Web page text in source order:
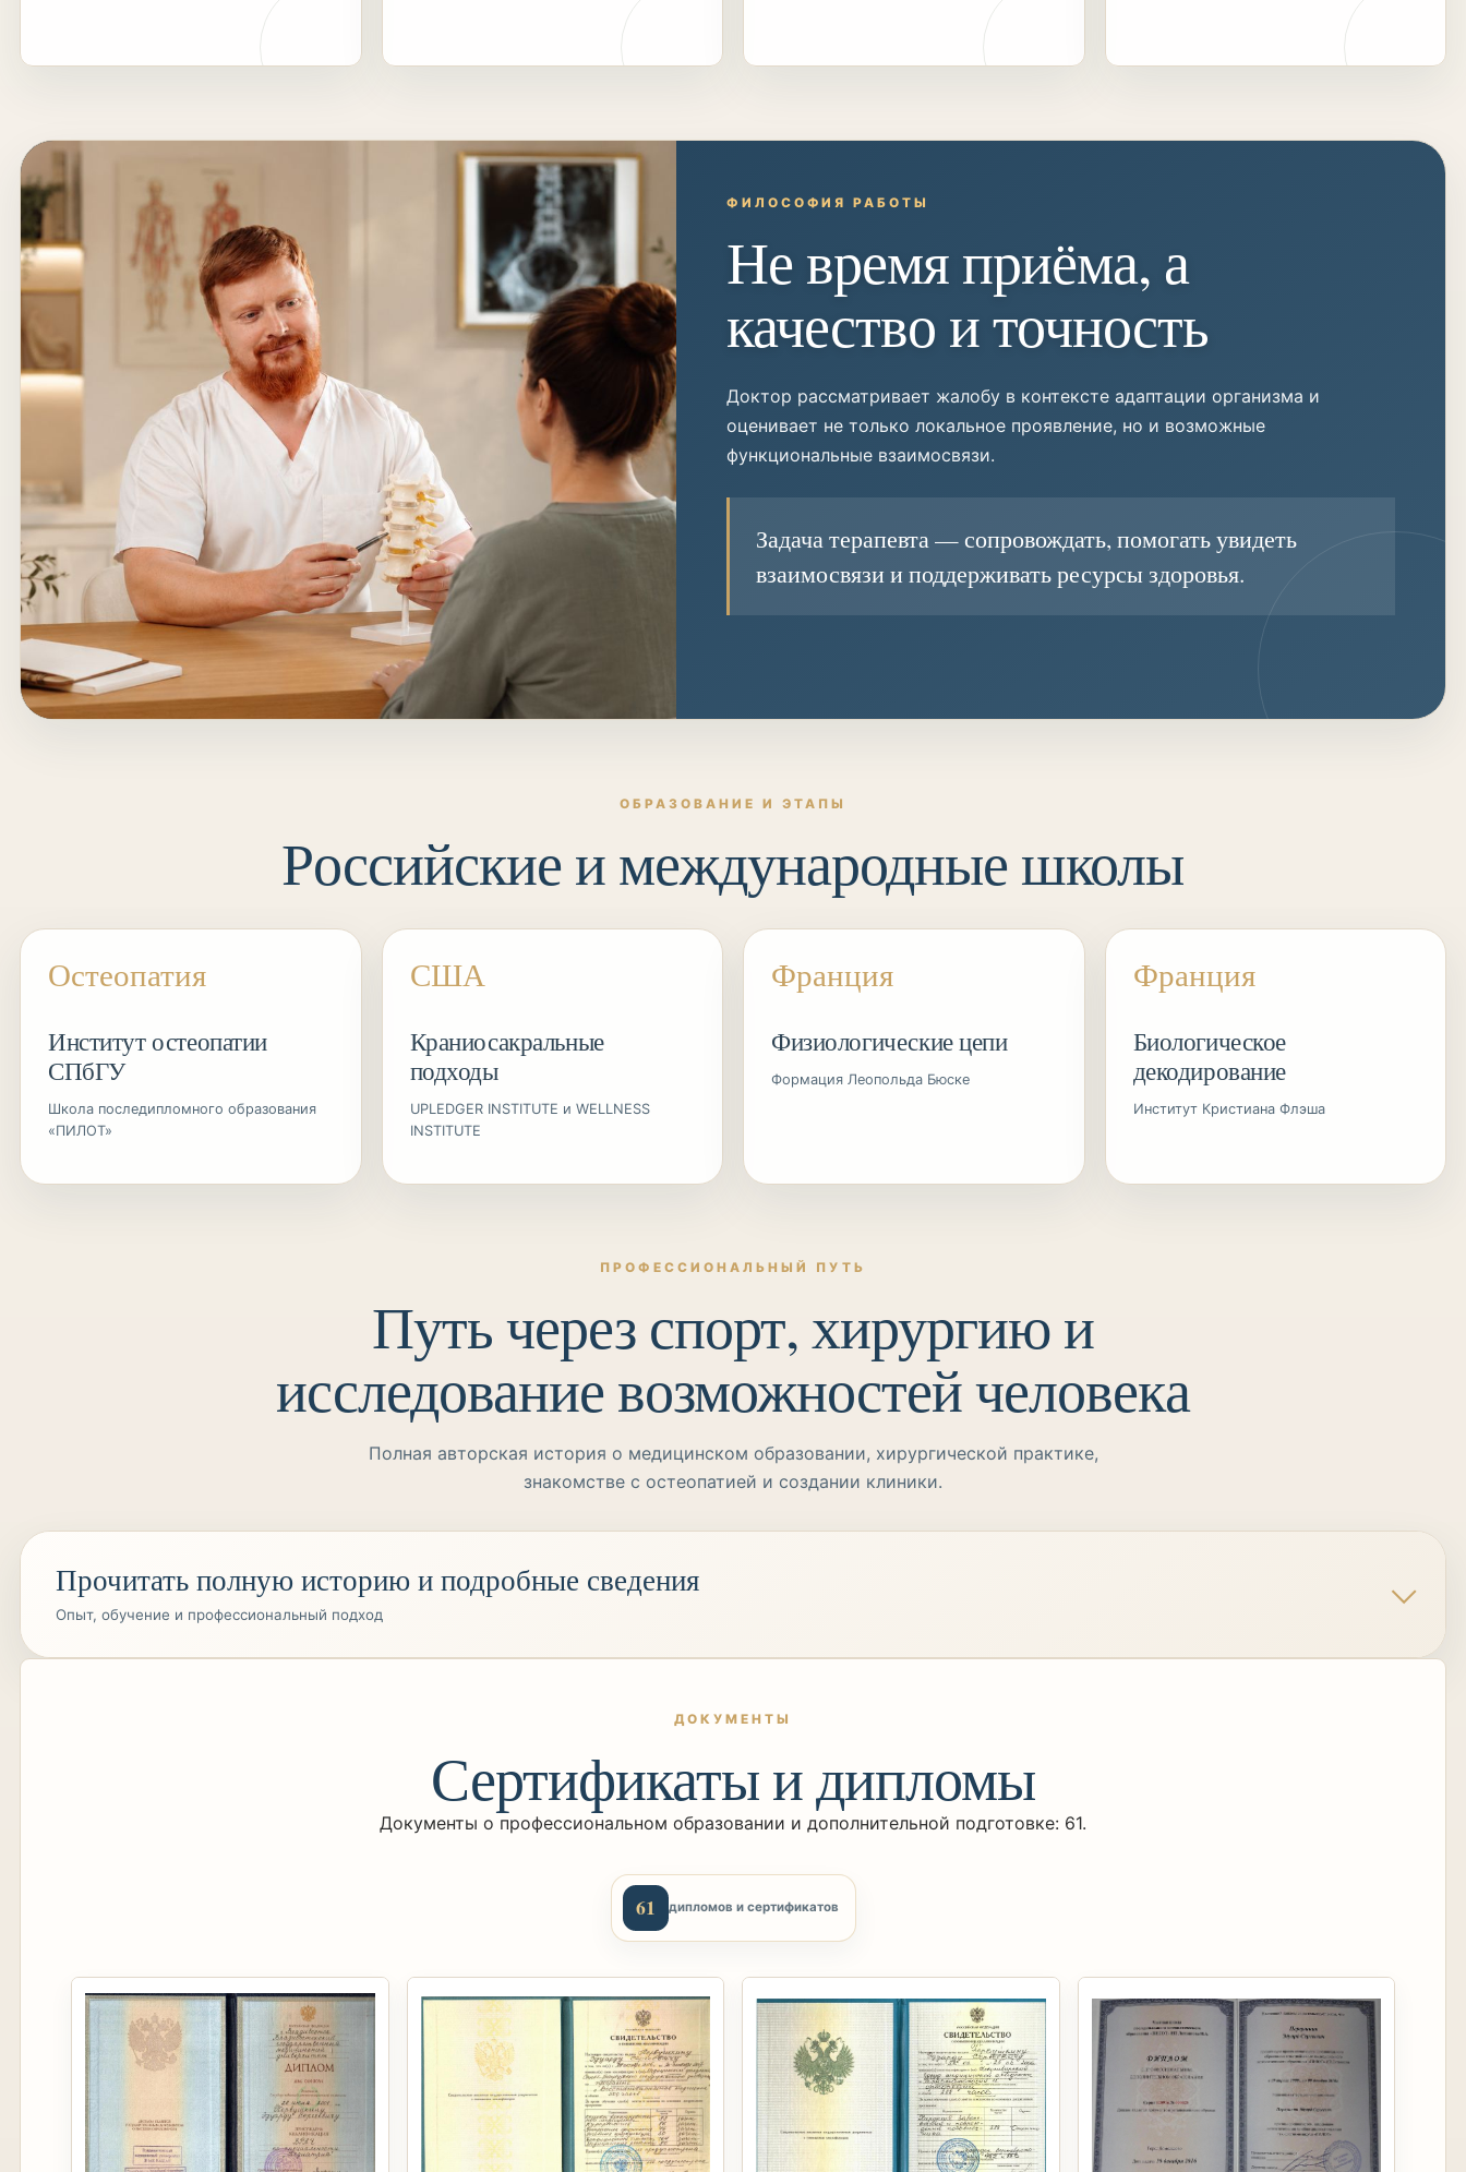
ФИЛОСОФИЯ РАБОТЫ
Не время приёма, а
качество и точность
Доктор рассматривает жалобу в контексте адаптации организма и
оценивает не только локальное проявление, но и возможные
функциональные взаимосвязи.
Задача терапевта — сопровождать, помогать увидеть
взаимосвязи и поддерживать ресурсы здоровья.
ОБРАЗОВАНИЕ И ЭТАПЫ
Российские и международные школы
Остеопатия
Институт остеопатии
СПбГУ
Школа последипломного образования
«ПИЛОТ»
США
Краниосакральные
подходы
UPLEDGER INSTITUTE и WELLNESS
INSTITUTE
Франция
Физиологические цепи
Формация Леопольда Бюске
Франция
Биологическое
декодирование
Институт Кристиана Флэша
ПРОФЕССИОНАЛЬНЫЙ ПУТЬ
Путь через спорт, хирургию и
исследование возможностей человека
Полная авторская история о медицинском образовании, хирургической практике,
знакомстве с остеопатией и создании клиники.
Прочитать полную историю и подробные сведения
Опыт, обучение и профессиональный подход
ДОКУМЕНТЫ
Сертификаты и дипломы
Документы о профессиональном образовании и дополнительной подготовке: 61.
61 дипломов и сертификатов